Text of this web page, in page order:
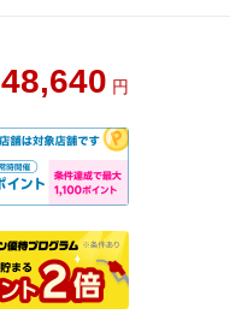
48,640 円